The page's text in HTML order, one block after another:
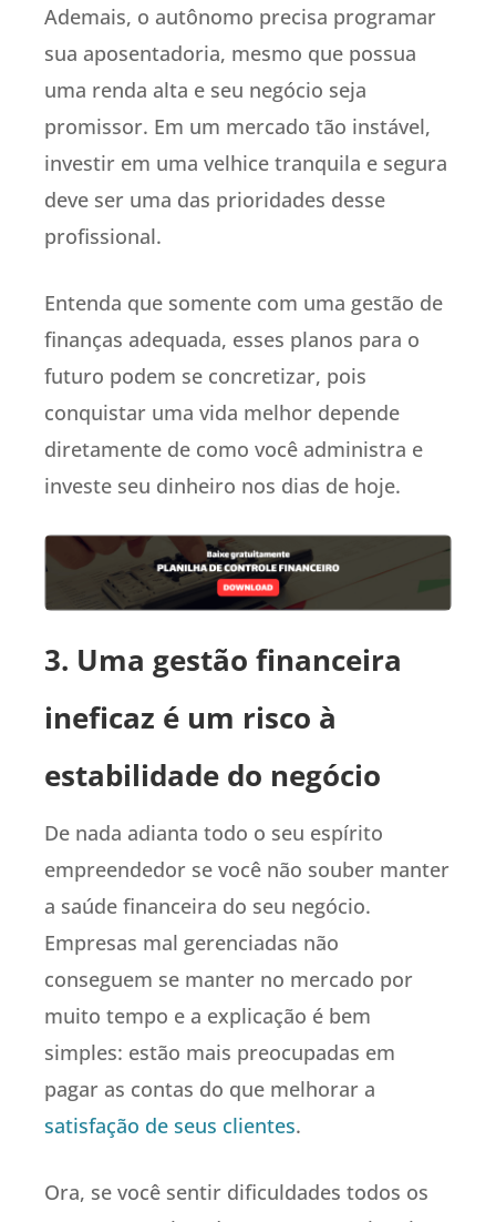
Ademais, o autônomo precisa programar
sua aposentadoria, mesmo que possua
uma renda alta e seu negócio seja
promissor. Em um mercado tão instável,
investir em uma velhice tranquila e segura
deve ser uma das prioridades desse
profissional.
Entenda que somente com uma gestão de
finanças adequada, esses planos para o
futuro podem se concretizar, pois
conquistar uma vida melhor depende
diretamente de como você administra e
investe seu dinheiro nos dias de hoje.
3. Uma gestão financeira
ineficaz é um risco à
estabilidade do negócio
De nada adianta todo o seu espírito
empreendedor se você não souber manter
a saúde financeira do seu negócio.
Empresas mal gerenciadas não
conseguem se manter no mercado por
muito tempo e a explicação é bem
simples: estão mais preocupadas em
pagar as contas do que melhorar a
satisfação de seus clientes.
Ora, se você sentir dificuldades todos os